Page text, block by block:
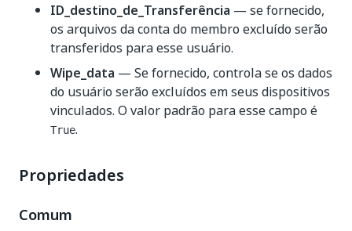
ID_destino_de_Transferência — se fornecido,
os arquivos da conta do membro excluído serão
transferidos para esse usuário.
Wipe_data — Se fornecido, controla se os dados
do usuário serão excluídos em seus dispositivos
vinculados. O valor padrão para esse campo é
True.
Propriedades
Comum